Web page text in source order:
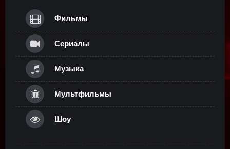
Фильмы
Сериалы
Музыка
Мультфильмы
Шоу